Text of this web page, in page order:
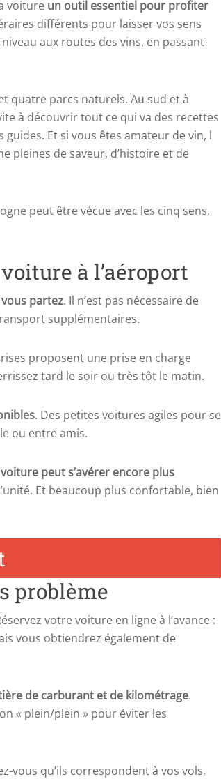
voiture un outil essentiel pour profiter
différents pour laisser vos sens
aux routes des vins, en passant
quatre parcs naturels. Au sud et à
à découvrir tout ce qui va des recettes
Et si vous êtes amateur de vin, l
pleines de saveur, d’histoire et de
peut être vécue avec les cinq sens,
à l’aéroport
partez. Il n’est pas nécessaire de
supplémentaires.
proposent une prise en charge
tard le soir ou très tôt le matin.
. Des petites voitures agiles pour se
ou entre amis.
peut s’avérer encore plus
Et beaucoup plus confortable, bien
problème
votre voiture en ligne à l’avance :
vous obtiendrez également de
de carburant et de kilométrage.
« plein/plein » pour éviter les
vous qu’ils correspondent à vos vols,